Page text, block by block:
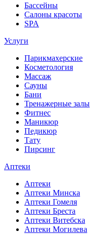
Бассейны
Салоны красоты
SPA
Услуги
Парикмахерские
Косметология
Массаж
Сауны
Бани
Тренажерные залы
Фитнес
Маникюр
Педикюр
Тату
Пирсинг
Аптеки
Аптеки
Аптеки Минска
Аптеки Гомеля
Аптеки Бреста
Аптеки Витебска
Аптеки Могилева